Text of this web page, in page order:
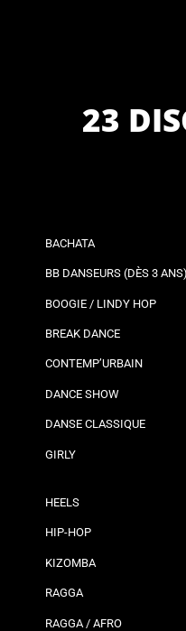
23
BACHATA
BB DANSEURS (DÈS 3 ANS)
BOOGIE / LINDY HOP
BREAK DANCE
CONTEMP’URBAIN
DANCE SHOW
DANSE CLASSIQUE
GIRLY
HEELS
HIP-HOP
KIZOMBA
RAGGA
RAGGA / AFRO